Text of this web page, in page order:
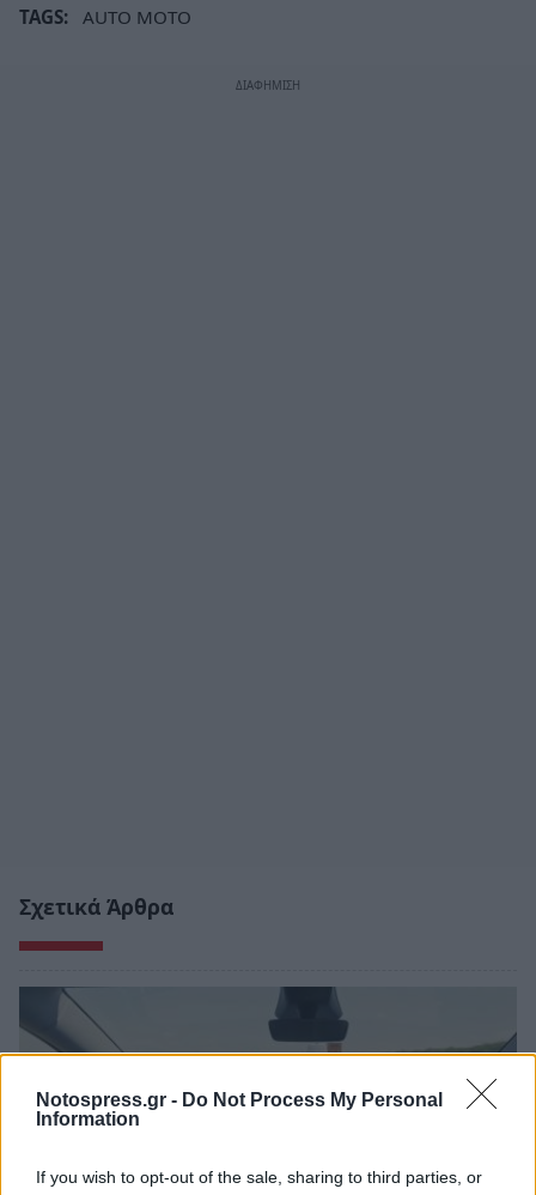
Notospress.gr - Do Not Process My Personal
Information
If you wish to opt-out of the sale, sharing to third parties, or
TAGS: AUTO MOTO
Σχετικά Άρθρα